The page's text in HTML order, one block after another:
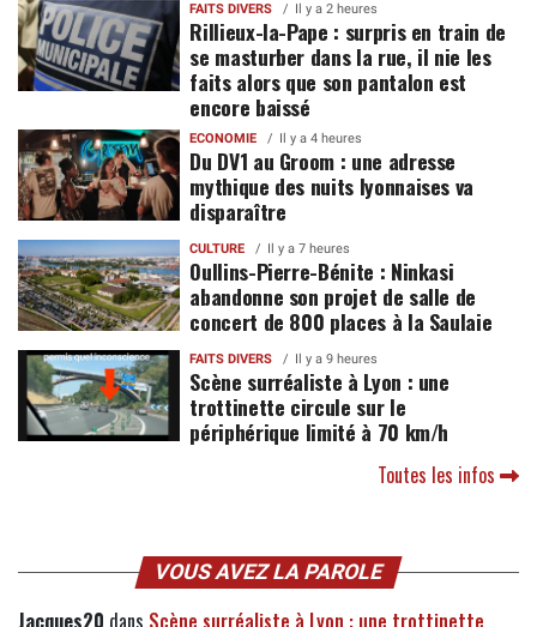
FAITS DIVERS Il y a 2 heures
Rillieux-la-Pape : surpris en train de
se masturber dans la rue, il nie les
faits alors que son pantalon est
encore baissé
ECONOMIE Il y a 4 heures
Du DV1 au Groom : une adresse
mythique des nuits lyonnaises va
disparaître
CULTURE Il y a 7 heures
Oullins-Pierre-Bénite : Ninkasi
abandonne son projet de salle de
concert de 800 places à la Saulaie
FAITS DIVERS Il y a 9 heures
Scène surréaliste à Lyon : une
trottinette circule sur le
périphérique limité à 70 km/h
Toutes les infos
VOUS AVEZ LA PAROLE